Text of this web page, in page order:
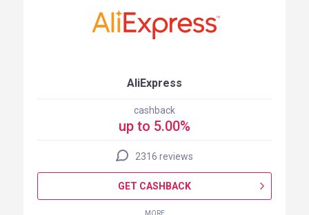
AliExpress
cashback
up to 5.00%
2316 reviews
GET CASHBACK
MORE